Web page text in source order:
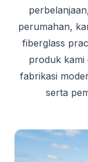
perumahan,
fiberglass
produk kami
fabrikasi
serta